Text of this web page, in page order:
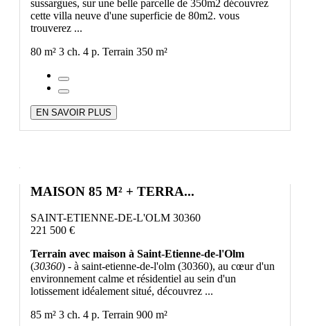
sussargues, sur une belle parcelle de 350m2 découvrez
cette villa neuve d'une superficie de 80m2. vous
trouverez ...
80 m² 3 ch. 4 p. Terrain 350 m²
EN SAVOIR PLUS
MAISON 85 M² + TERRA...
SAINT-ETIENNE-DE-L'OLM 30360
221 500 €
Terrain avec maison à Saint-Etienne-de-l'Olm
(30360) - à saint-etienne-de-l'olm (30360), au cœur d'un
environnement calme et résidentiel au sein d'un
lotissement idéalement situé, découvrez ...
85 m² 3 ch. 4 p. Terrain 900 m²